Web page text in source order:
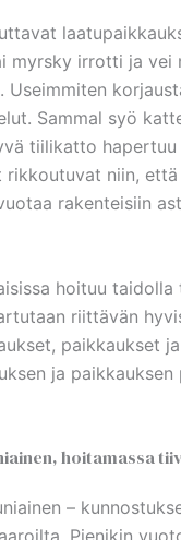
myrsky irrotti ja
Sammal syö
tiilikatto
niin,
rakenteisiin
hoituu
riittävän
paikkaukset
ja
hoitamassa
–